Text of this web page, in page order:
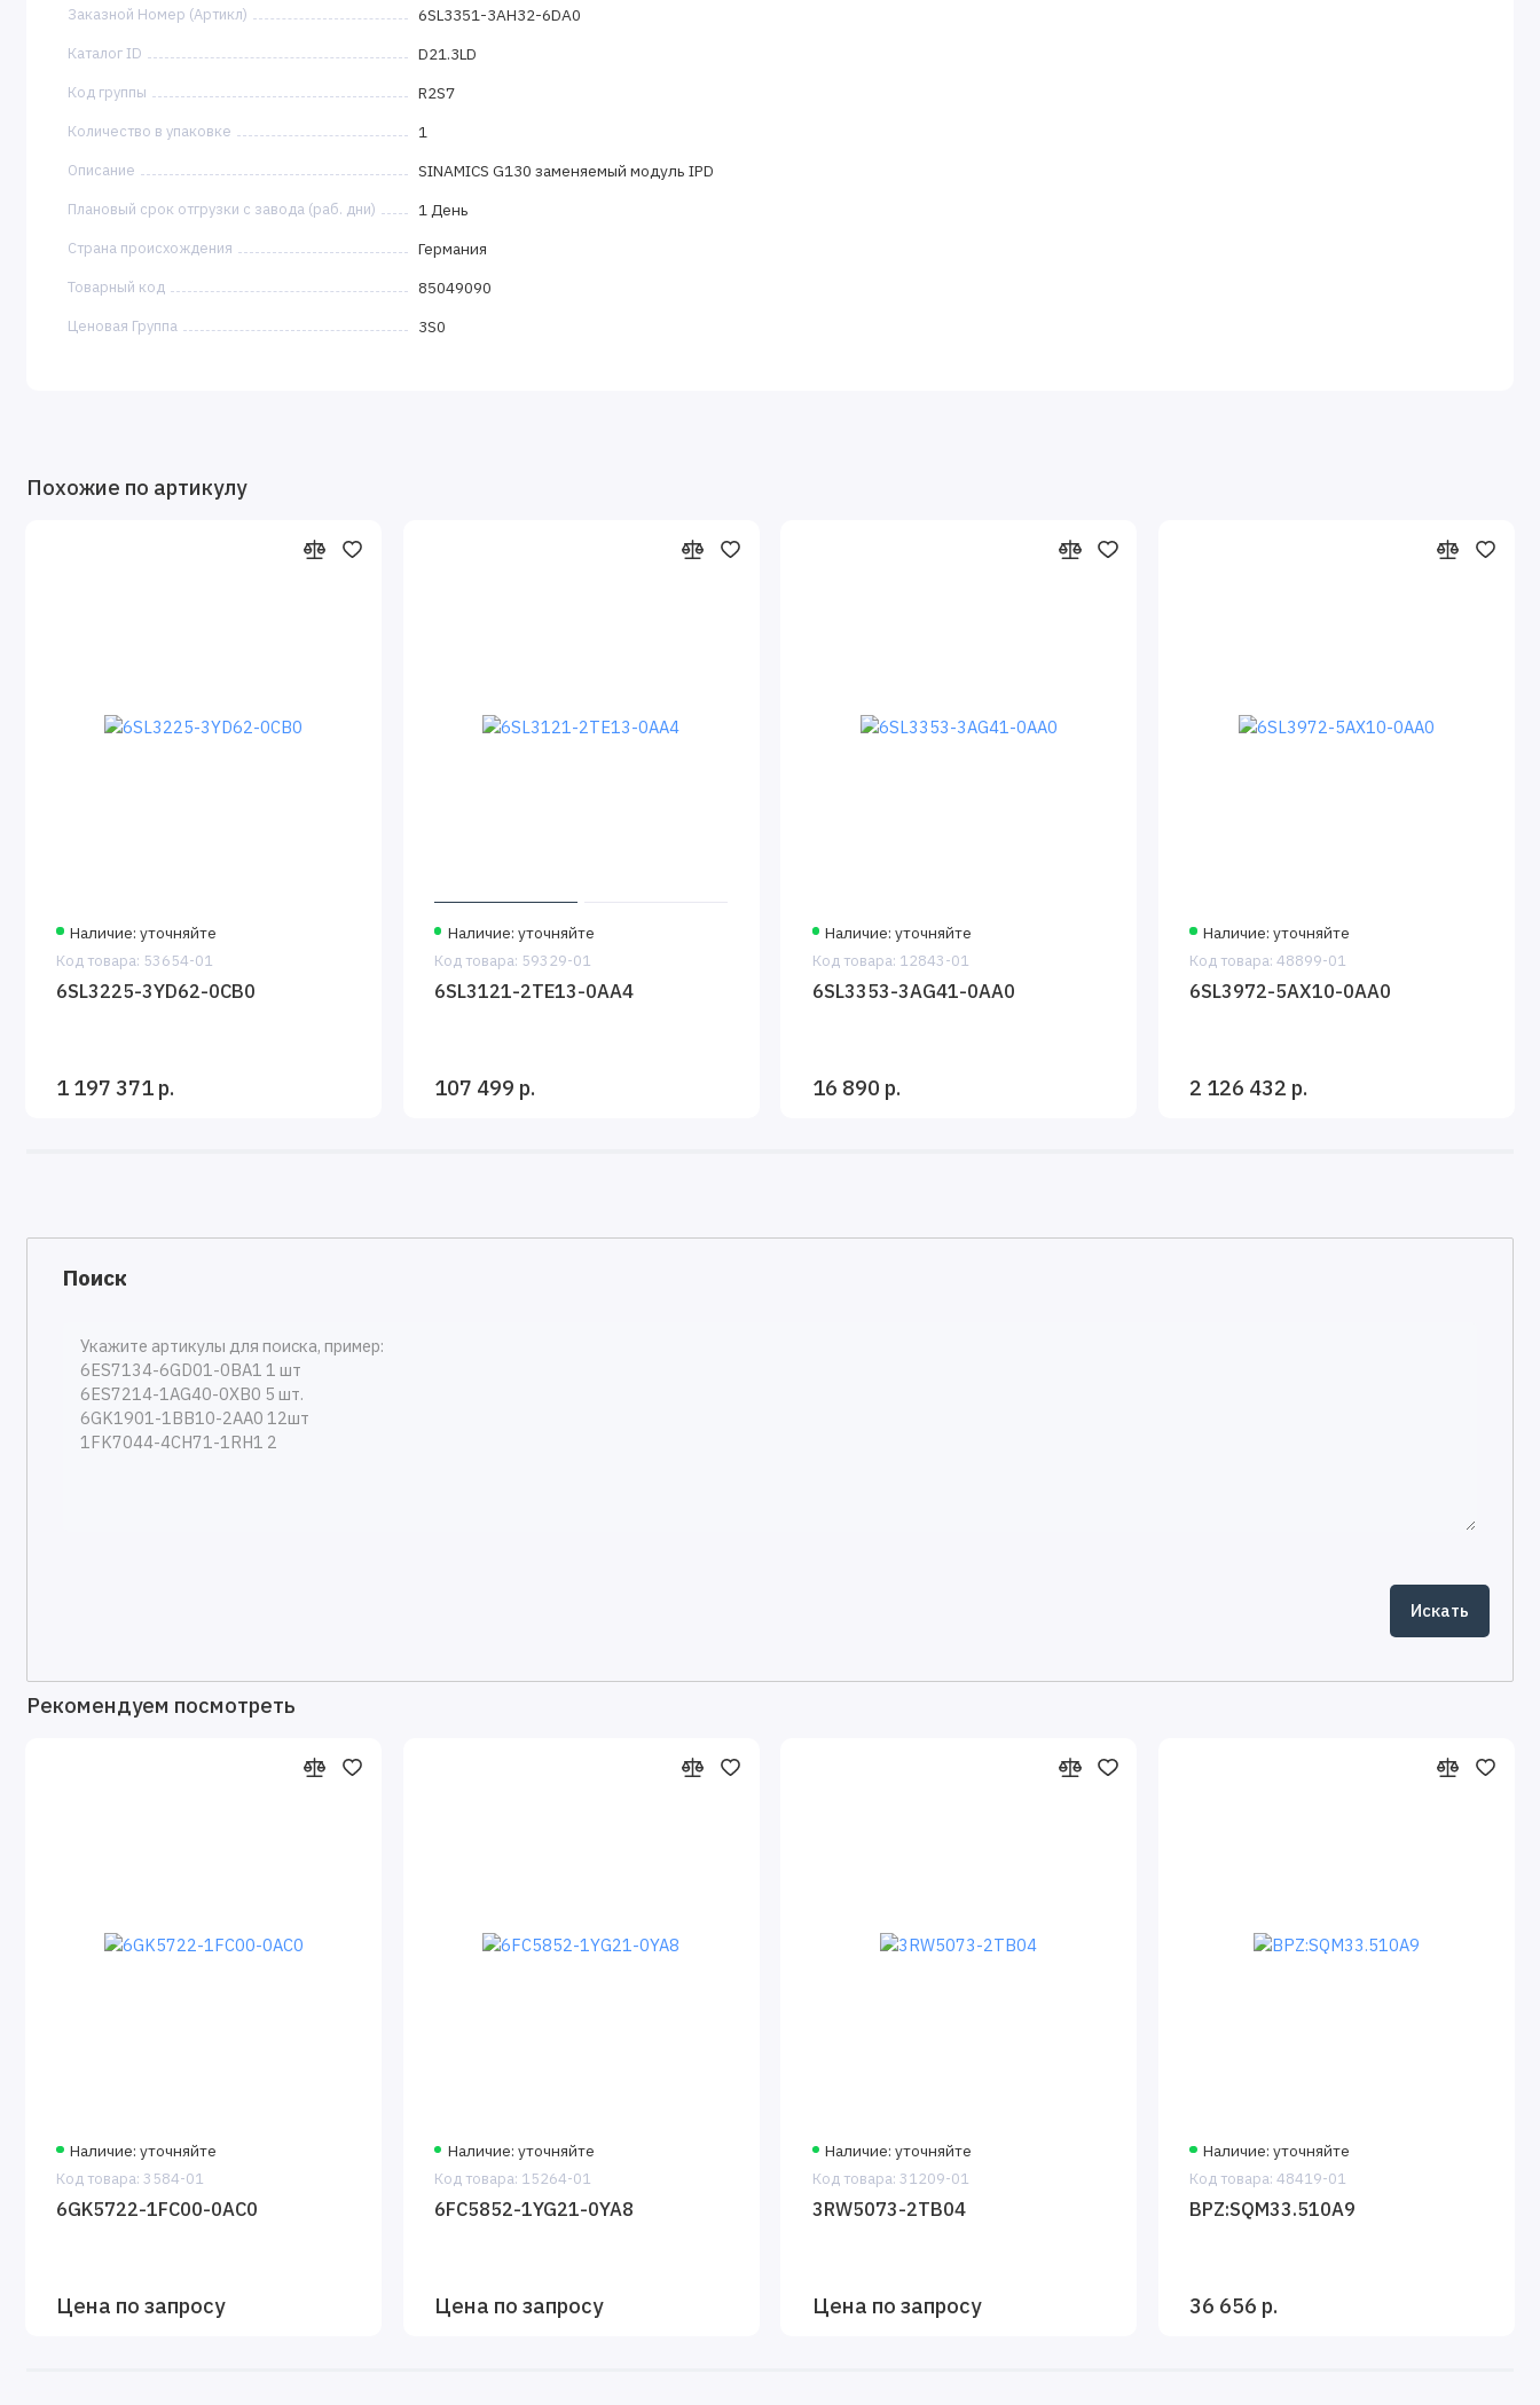
Заказной Номер (Артикл) 6SL3351-3AH32-6DA0
Каталог ID D21.3LD
Код группы R2S7
Количество в упаковке 1
Описание SINAMICS G130 заменяемый модуль IPD
Плановый срок отгрузки с завода (раб. дни) 1 День
Страна происхождения Германия
Товарный код 85049090
Ценовая Группа 3S0
Похожие по артикулу
Наличие: уточняйте
Код товара: 53654-01
6SL3225-3YD62-0CB0
1 197 371 р.
Наличие: уточняйте
Код товара: 59329-01
6SL3121-2TE13-0AA4
107 499 р.
Наличие: уточняйте
Код товара: 12843-01
6SL3353-3AG41-0AA0
16 890 р.
Наличие: уточняйте
Код товара: 48899-01
6SL3972-5AX10-0AA0
2 126 432 р.
Поиск
Рекомендуем посмотреть
Наличие: уточняйте
Код товара: 3584-01
6GK5722-1FC00-0AC0
Цена по запросу
Наличие: уточняйте
Код товара: 15264-01
6FC5852-1YG21-0YA8
Цена по запросу
Наличие: уточняйте
Код товара: 31209-01
3RW5073-2TB04
Цена по запросу
Наличие: уточняйте
Код товара: 48419-01
BPZ:SQM33.510A9
36 656 р.